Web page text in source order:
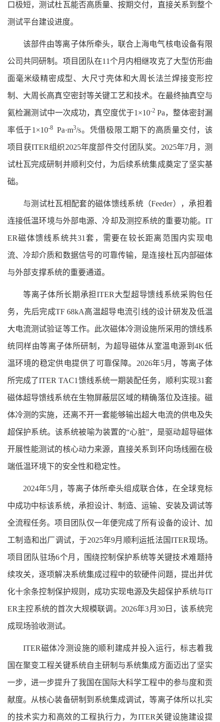
口极短，测试杜瓦能否高质量、按期交付，直接关系到整个
测试平台建设进度。
该部件由等离子体所牵头，联合上海电气核电设备有限
公司共同研制。项目团队在11个月内相继攻克了大型仿形曲
面毫米级精密成型、大尺寸壳体和大周长法兰焊接变形控
制、大周长高真空密封等关键工艺和技术。在最终抽真空与
氦检漏测试中一次成功，真空度优于1×10-2 Pa，整体密封漏
率低于1×10-8 Pa·m3/s。凭借极限工期下的高质量交付，该
项目获ITER组织2025年度部件交付团队奖。2025年7月，测
试杜瓦完成研制并顺利交付，为后续系统集成奠定了坚实基
础。
与测试杜瓦相配套的磁体馈线系统（Feeder），承担着
连接低温环境与外部电源、冷却及测控系统的重要功能。IT
ER磁体馈线系统共31套，需要在较长距离范围内实现电
流、冷却介质和数据信号的可靠传输，是连接杜瓦内部磁体
与外部支撑系统的重要通道。
等离子体所长期承担ITER大型超导馈线系统采购包任
务，先后完成TF 68kA高温超导电流引线的设计研发及低温
大电流测试验证等工作。此次磁体冷测设施所采用的馈线系
统同样由等离子体所研制，为超导磁体从室温电源到4K低
温环境的稳定供电提供了可靠保障。2026年5月，等离子体
所完成了ITER TAC1馈线系统一期装配任务，顺利实现31套
磁体超导馈线系统在生物屏蔽层区域的精确落位及连接。磁
体冷测的实施，还离不开一套能够输出超大电流的供电及失
超保护系统。该系统被喻为装置的“心脏”，是驱动超导磁体
开展性能测试的核心动力来源，直接关系到环向场线圈在极
端低温环境下的安全性和稳定性。
2024年5月，等离子体所牵头组成联合体，在全球竞标
中成功中标该系统，承担设计、制造、运输、安装及调试等
全流程任务。项目团队仅一年便完成了所有设备的设计、加
工制造和出厂调试，于2025年9月顺利运抵法国ITER现场。
项目团队驻场6个月，围绕控制保护系统等关键技术难题持
续攻关，逐项解决系统集成过程中的软硬件问题，提出并优
化十余条控制保护规则，成功实现电源及失超保护系统与IT
ER主控系统的首次大规模联调。2026年3月30日，该系统完
成现场验收测试。
ITER磁体冷测设施的顺利建成并投入运行，标志着我
国在聚变工程关键系统自主研制与系统集成方面迈出了坚实
一步，进一步提升了我国在国际大科学工程中的参与度和贡
献度。从核心装备研制到系统集成调试，等离子体所以扎实
的技术实力和高效的工程执行力，为ITER关键设施建设提